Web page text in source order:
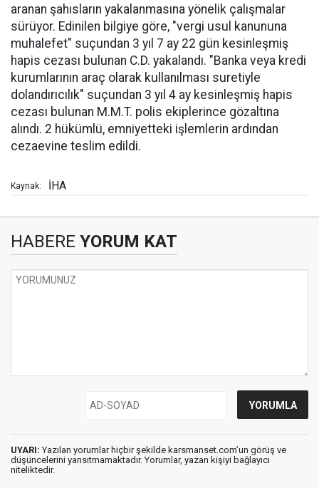
aranan şahısların yakalanmasına yönelik çalışmalar
sürüyor. Edinilen bilgiye göre, "vergi usul kanununa
muhalefet" suçundan 3 yıl 7 ay 22 gün kesinleşmiş
hapis cezası bulunan C.D. yakalandı. "Banka veya kredi
kurumlarının araç olarak kullanılması suretiyle
dolandırıcılık" suçundan 3 yıl 4 ay kesinleşmiş hapis
cezası bulunan M.M.T. polis ekiplerince gözaltına
alındı. 2 hükümlü, emniyetteki işlemlerin ardından
cezaevine teslim edildi.
Kaynak: İHA
HABERE YORUM KAT
UYARI: Yazılan yorumlar hiçbir şekilde karsmanset.com’un görüş ve
düşüncelerini yansıtmamaktadır. Yorumlar, yazan kişiyi bağlayıcı
niteliktedir.